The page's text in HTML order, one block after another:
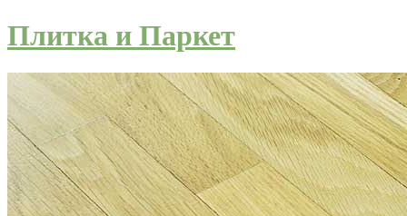
Плитка и Паркет